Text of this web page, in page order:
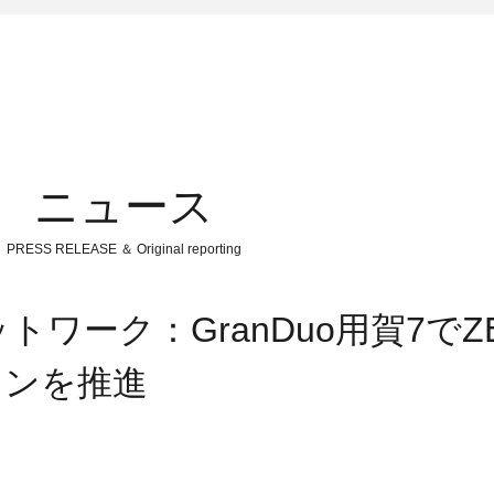
ニュース
PRESS RELEASE ＆ Original reporting
ワーク：GranDuo用賀7で
を推進